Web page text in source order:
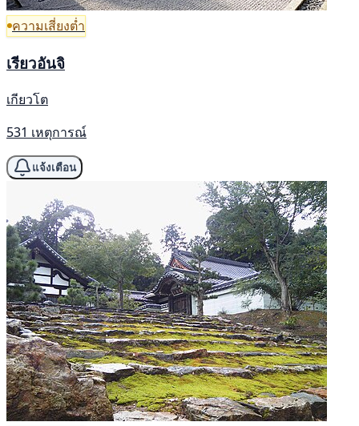
ความเสี่ยงต่ำ
เรียวอันจิ
เกียวโต
531 เหตุการณ์
แจ้งเตือน